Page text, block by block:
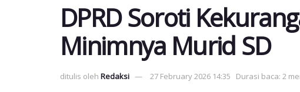
DPRD Soroti
Minimnya Murid SD
ditulis oleh Redaksi 27 February 2026 14:35 Durasi baca: 2